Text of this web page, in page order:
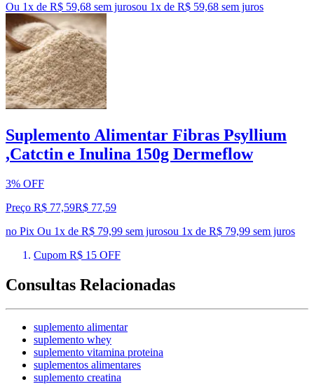
Ou 1x de R$ 59,68 sem jurosou 1x de R$ 59,68 sem juros
Suplemento Alimentar Fibras Psyllium
,Catctin e Inulina 150g Dermeflow
3% OFF
Preço R$ 77,59R$ 77,59
no Pix Ou 1x de R$ 79,99 sem jurosou 1x de R$ 79,99 sem juros
Cupom R$ 15 OFF
Consultas Relacionadas
suplemento alimentar
suplemento whey
suplemento vitamina proteina
suplementos alimentares
suplemento creatina